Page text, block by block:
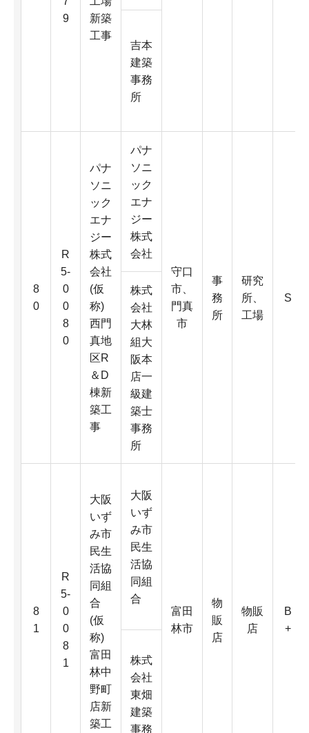
9
新築
工事
吉本
建築
事務
所
8
0
R
5-
0
0
8
0
パナ
ソニ
ック
エナ
ジー
株式
会社
(仮
称)
西門
真地
区R
＆D
棟新
築工
事
パナ
ソニ
ック
エナ
ジー
株式
会社
守口
市、
門真
市
事
務
所
研究
所、
工場
S
株式
会社
大林
組大
阪本
店一
級建
築士
事務
所
8
1
R
5-
0
0
8
1
大阪
いず
み市
民生
活協
同組
合
(仮
称)
富田
林中
野町
店新
築工
大阪
いず
み市
民生
活協
同組
合
富田
林市
物
販
店
物販
店
B
+
株式
会社
東畑
建築
事務